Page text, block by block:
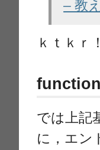
– 教
ｋｔｋｒ
では上記
に，エン